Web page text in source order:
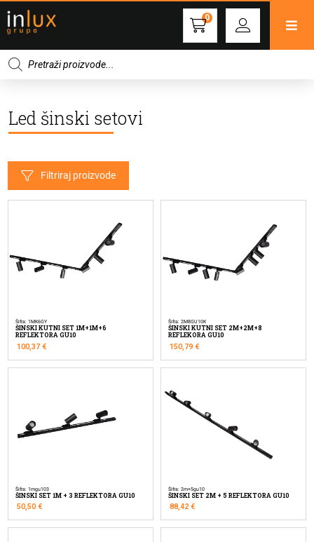
0
Products
search
Led šinski setovi
Filtriraj proizvode
Šifra: 1MK6GY
ŠINSKI KUTNI SET 1M+1M+6
REFLEKTORA GU10
100,37 €
Šifra: 2M8GU10K
ŠINSKI KUTNI SET 2M+2M+8
REFLEKORA GU10
150,79€
Šifra: 1mgu103
ŠINSKI SET 1M + 3 REFLEKTORA GU10
50,50€
Šifra: 2m+5gu10
ŠINSKI SET 2M + 5 REFLEKTORA GU10
88,42€